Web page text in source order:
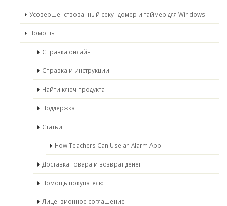
Усовершенствованный секундомер и таймер для Windows
Помощь
Справка онлайн
Справка и инструкции
Найти ключ продукта
Поддержка
Статьи
How Teachers Can Use an Alarm App
Доставка товара и возврат денег
Помощь покупателю
Лицензионное соглашение